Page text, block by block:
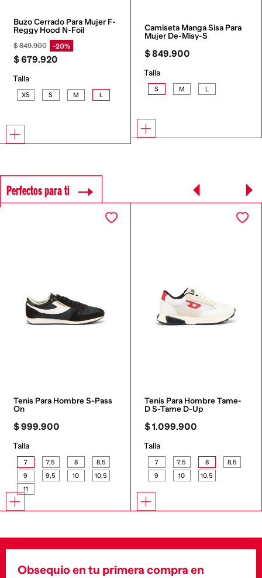
Buzo Cerrado Para Mujer F-
Reggy Hood N-Foil
$849.900 20%
$679.920
Talla
XS S M L
Camiseta Manga Sisa Para
Mujer De-Misy-S
$849.900
Talla
S M L
Perfectos para ti
Tenis Para Hombre S-Pass
On
$999.900
Talla
7 7,5 8
8,5
9
9,5 10
10,5
11
Tenis Para Hombre Tame-
D S-Tame D-Up
$1.099.900
Talla
7 7,5 8
8,5
9
10 10,5
Obsequio en tu primera compra en